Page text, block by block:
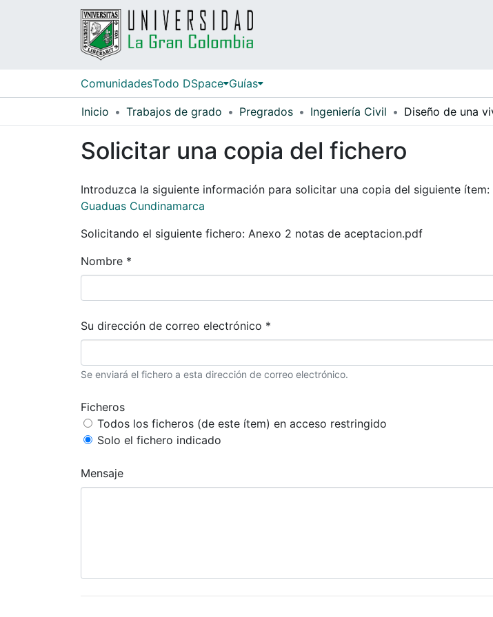
ComunidadesTodo DSpace Guías
Inicio Trabajos de grado Pregrados Ingeniería Civil
Solicitar una copia del fichero
Introduzca la siguiente información para solicitar una copia del siguiente ítem:
Guaduas Cundinamarca
Solicitando el siguiente fichero: Anexo 2 notas de aceptacion.pdf
Nombre *
Su dirección de correo electrónico *
Se enviará el fichero a esta dirección de correo electrónico.
Ficheros
Todos los ficheros (de este ítem) en acceso restringido
Solo el fichero indicado
Mensaje